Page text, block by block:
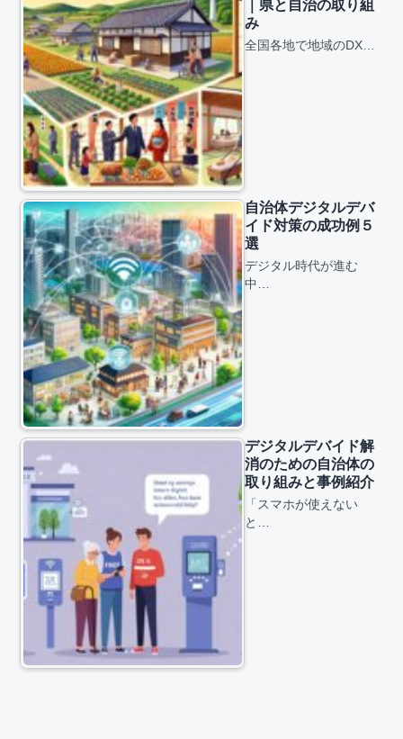
｜県と自治の取り組
み
全国各地で地域のDX…
自治体デジタルデバ
イド対策の成功例５
選
デジタル時代が進む
中…
デジタルデバイド解
消のための自治体の
取り組みと事例紹介
「スマホが使えない
と…